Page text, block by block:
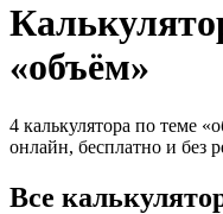
«объём»
4 калькулятора по теме
онлайн, бесплатно и без
Все